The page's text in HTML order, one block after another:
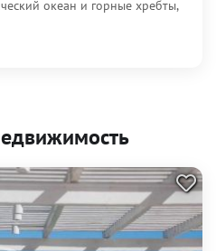
океан и горные хребты,